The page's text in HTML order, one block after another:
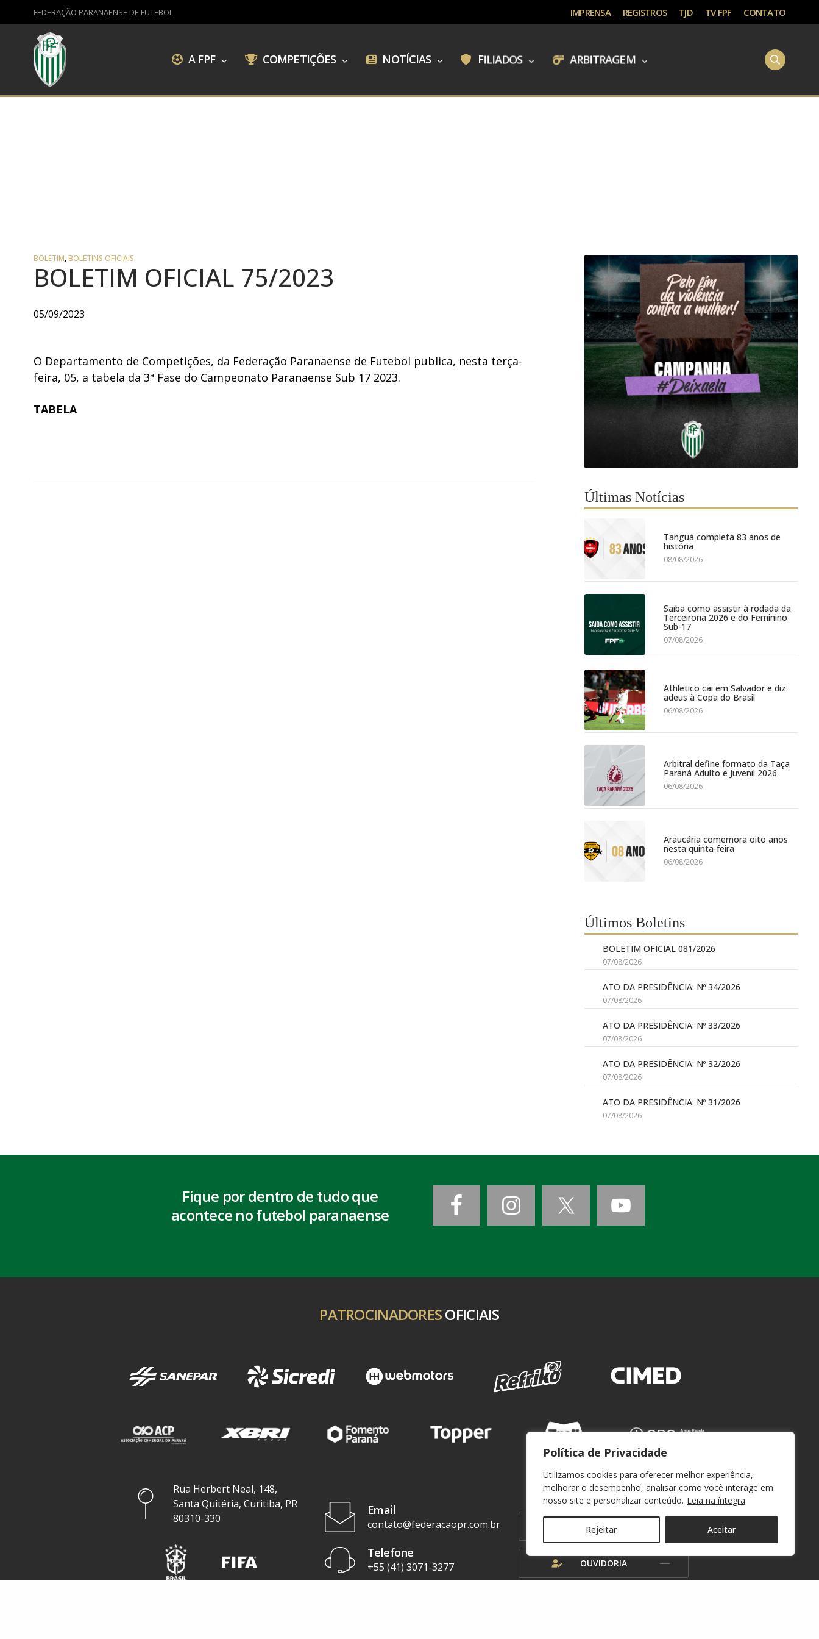
Política de Privacidade
Utilizamos cookies para oferecer melhor experiência,
melhorar o desempenho, analisar como você interage em
nosso site e personalizar conteúdo. Leia na íntegra
Rejeitar Aceitar
FEDERAÇÃO PARANAENSE DE FUTEBOL IMPRENSA REGISTROS TJD TV FPF CONTATO
A FPF COMPETIÇÕES NOTÍCIAS FILIADOS ARBITRAGEM
BOLETIM,BOLETINS OFICIAIS
BOLETIM OFICIAL 75/2023
05/09/2023
O Departamento de Competições, da Federação Paranaense de Futebol publica, nesta terça-
feira, 05, a tabela da 3ª Fase do Campeonato Paranaense Sub 17 2023.
TABELA
Últimas Notícias
Tanguá completa 83 anos de
história
08/08/2026
Saiba como assistir à rodada da
Terceirona 2026 e do Feminino
Sub-17
07/08/2026
Athletico cai em Salvador e diz
adeus à Copa do Brasil
06/08/2026
Arbitral define formato da Taça
Paraná Adulto e Juvenil 2026
06/08/2026
Araucária comemora oito anos
nesta quinta-feira
06/08/2026
Últimos Boletins
BOLETIM OFICIAL 081/2026
07/08/2026
ATO DA PRESIDÊNCIA: Nº 34/2026
07/08/2026
ATO DA PRESIDÊNCIA: Nº 33/2026
07/08/2026
ATO DA PRESIDÊNCIA: Nº 32/2026
07/08/2026
ATO DA PRESIDÊNCIA: Nº 31/2026
07/08/2026
Fique por dentro de tudo que
acontece no futebol paranaense
PATROCINADORESOFICIAIS
Rua Herbert Neal, 148,
Santa Quitéria, Curitiba, PR
80310-330
Email
contato@federacaopr.com.br
Telefone
+55 (41) 3071-3277
WEBMAIL
OUVIDORIA